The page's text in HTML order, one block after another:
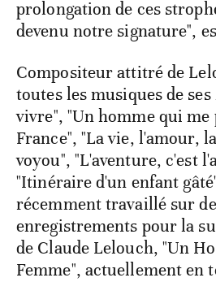
prolongation de ces
devenu notre signature",
Compositeur attitré de
toutes les musiques de
vivre", "Un homme qui me
France", "La vie, l'amour,
voyou", "L'aventure, c'est
"Itinéraire d'un enfant
récemment travaillé sur
enregistrements pour la
de Claude Lelouch, "Un
Femme", actuellement en